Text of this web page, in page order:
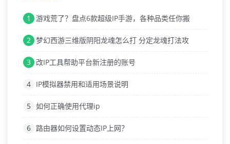
1 游戏荒了？盘点6款超级IP手游，各种品类任你搬
2 梦幻西游三维版阴阳龙魂怎么打 分定龙魂打法攻
3 改IP工具帮助平台新注册的账号
4 IP模拟器禁用和适用场景说明
5 如何正确使用代理ip
6 路由器如何设置动态IP上网？